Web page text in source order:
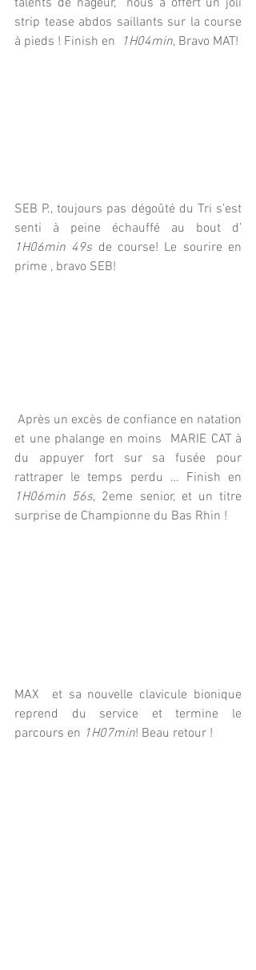
strip tease abdos saillants sur la course
à pieds ! Finish en
1H04min, Bravo MAT!
SEB P., toujours pas dégoûté du Tri s’est
1H06min 49s de course! Le sourire en
prime , bravo SEB!
Après un excès de confiance en natation
et une phalange en moins  MARIE CAT à
du appuyer fort sur sa fusée pour
rattraper le temps perdu … Finish en
1H06min 56s, 2eme senior, et un titre
surprise de Championne du Bas Rhin !
MAX  et sa nouvelle clavicule bionique
reprend du service et termine le
parcours en 1H07min! Beau retour !